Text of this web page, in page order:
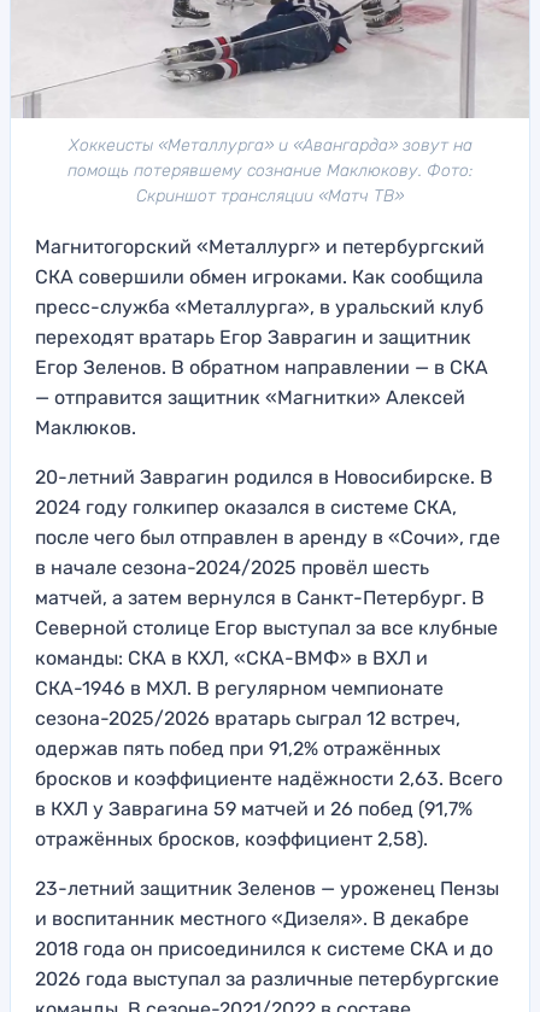
Хоккеисты «Металлурга» и «Авангарда» зовут на
помощь потерявшему сознание Маклюкову. Фото:
Скриншот трансляции «Матч ТВ»
Магнитогорский «Металлург» и петербургский
СКА совершили обмен игроками. Как сообщила
пресс-служба «Металлурга», в уральский клуб
переходят вратарь Егор Заврагин и защитник
Егор Зеленов. В обратном направлении — в СКА
— отправится защитник «Магнитки» Алексей
Маклюков.
20-летний Заврагин родился в Новосибирске. В
2024 году голкипер оказался в системе СКА,
после чего был отправлен в аренду в «Сочи», где
в начале сезона-2024/2025 провёл шесть
матчей, а затем вернулся в Санкт-Петербург. В
Северной столице Егор выступал за все клубные
команды: СКА в КХЛ, «СКА-ВМФ» в ВХЛ и
СКА-1946 в МХЛ. В регулярном чемпионате
сезона-2025/2026 вратарь сыграл 12 встреч,
одержав пять побед при 91,2% отражённых
бросков и коэффициенте надёжности 2,63. Всего
в КХЛ у Заврагина 59 матчей и 26 побед (91,7%
отражённых бросков, коэффициент 2,58).
23-летний защитник Зеленов — уроженец Пензы
и воспитанник местного «Дизеля». В декабре
2018 года он присоединился к системе СКА и до
2026 года выступал за различные петербургские